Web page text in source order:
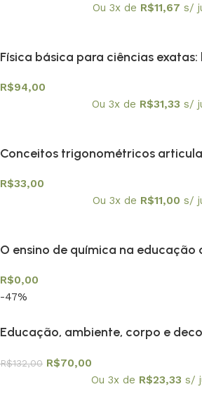
Ou 3x de R$11,67 s/
Física básica para ciências exatas:
R$94,00
Ou 3x de R$31,33 s/
Conceitos trigonométricos
historia e ensino de matamática
R$33,00
Ou 3x de R$11,00 s/
O ensino de química na educação
R$0,00
-47%
Educação, ambiente, corpo e
R$132,00 R$70,00
Ou 3x de R$23,33 s/